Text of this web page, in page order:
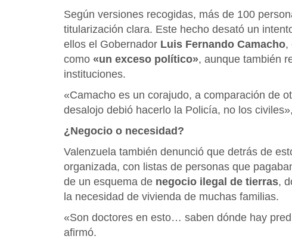
Según versiones recogidas, más de 100
titularización clara. Este hecho desató un
ellos el Gobernador Luis Fernando Camacho,
como «un exceso político», aunque también
instituciones.
«Camacho es un corajudo, a comparación de
desalojo debió hacerlo la Policía, no los
¿Negocio o necesidad?
Valenzuela también denunció que detrás de
organizada, con listas de personas que
de un esquema de negocio ilegal de tierras,
la necesidad de vivienda de muchas familias.
«Son doctores en esto… saben dónde hay
afirmó.